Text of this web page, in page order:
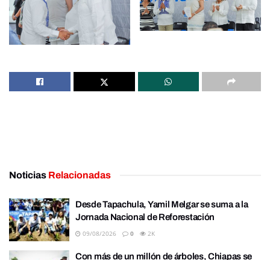
Noticias Relacionadas
Desde Tapachula, Yamil Melgar se suma a la
Jornada Nacional de Reforestación
09/08/2026 0 2K
Con más de un millón de árboles, Chiapas se